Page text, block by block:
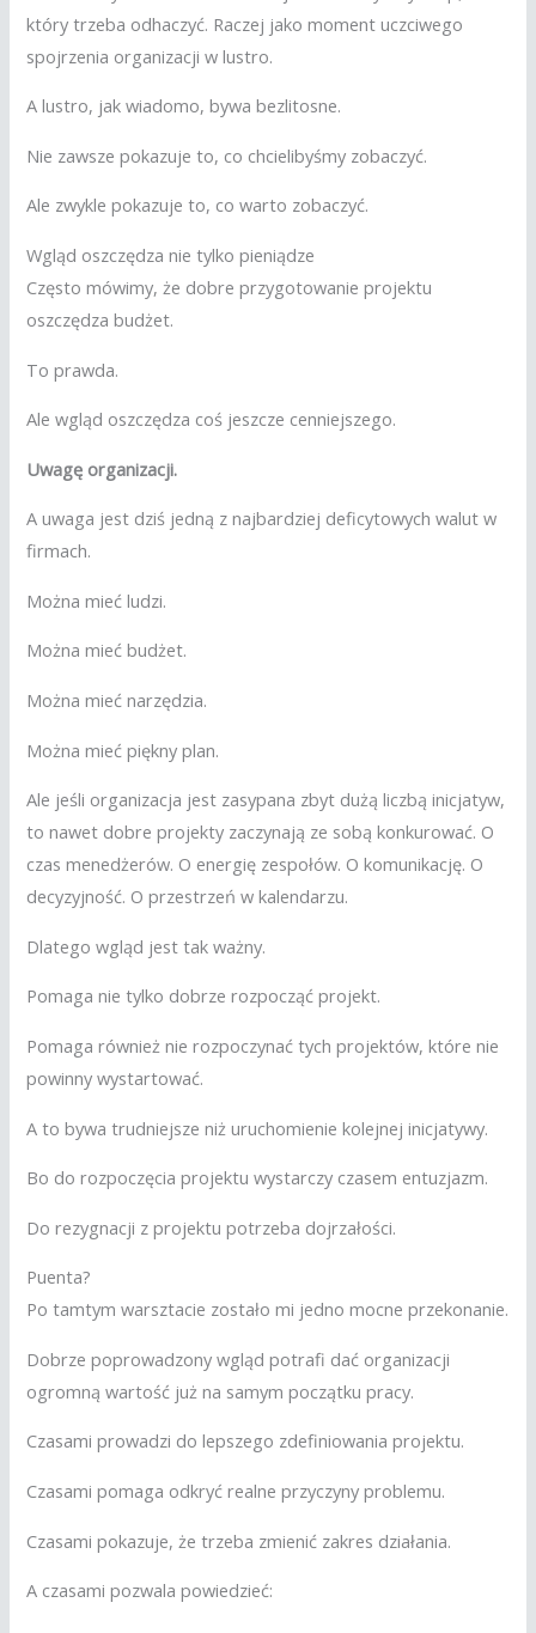
który trzeba odhaczyć. Raczej jako moment uczciwego
spojrzenia organizacji w lustro.
A lustro, jak wiadomo, bywa bezlitosne.
Nie zawsze pokazuje to, co chcielibyśmy zobaczyć.
Ale zwykle pokazuje to, co warto zobaczyć.
Wgląd oszczędza nie tylko pieniądze
Często mówimy, że dobre przygotowanie projektu
oszczędza budżet.
To prawda.
Ale wgląd oszczędza coś jeszcze cenniejszego.
Uwagę organizacji.
A uwaga jest dziś jedną z najbardziej deficytowych walut w
firmach.
Można mieć ludzi.
Można mieć budżet.
Można mieć narzędzia.
Można mieć piękny plan.
Ale jeśli organizacja jest zasypana zbyt dużą liczbą inicjatyw,
to nawet dobre projekty zaczynają ze sobą konkurować. O
czas menedżerów. O energię zespołów. O komunikację. O
decyzyjność. O przestrzeń w kalendarzu.
Dlatego wgląd jest tak ważny.
Pomaga nie tylko dobrze rozpocząć projekt.
Pomaga również nie rozpoczynać tych projektów, które nie
powinny wystartować.
A to bywa trudniejsze niż uruchomienie kolejnej inicjatywy.
Bo do rozpoczęcia projektu wystarczy czasem entuzjazm.
Do rezygnacji z projektu potrzeba dojrzałości.
Puenta?
Po tamtym warsztacie zostało mi jedno mocne przekonanie.
Dobrze poprowadzony wgląd potrafi dać organizacji
ogromną wartość już na samym początku pracy.
Czasami prowadzi do lepszego zdefiniowania projektu.
Czasami pomaga odkryć realne przyczyny problemu.
Czasami pokazuje, że trzeba zmienić zakres działania.
A czasami pozwala powiedzieć: